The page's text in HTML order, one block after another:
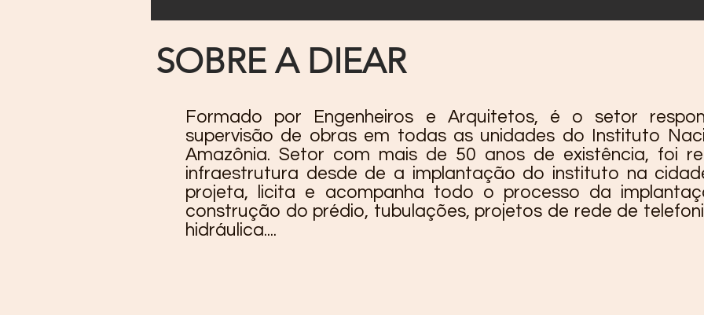
SOBRE A DIEAR
Formado por Engenheiros e Arquitetos, é o setor
supervisão de obras em todas as unidades do Instituto
Amazônia. Setor com mais de 50 anos de existência, foi
infraestrutura desde de a implantação do instituto na
projeta, licita e acompanha todo o processo da
construção do prédio, tubulações, projetos de rede de
hidráulica....